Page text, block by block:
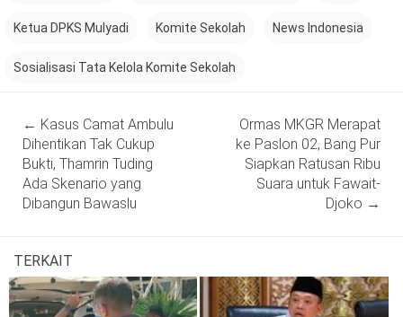
Ketua DPKS Mulyadi Komite Sekolah News Indonesia
Sosialisasi Tata Kelola Komite Sekolah
navigation
← Kasus Camat Ambulu
Dihentikan Tak Cukup
Bukti, Thamrin Tuding
Ada Skenario yang
Dibangun Bawaslu
Ormas MKGR Merapat
ke Paslon 02, Bang Pur
Siapkan Ratusan Ribu
Suara untuk Fawait-
Djoko →
TERKAIT